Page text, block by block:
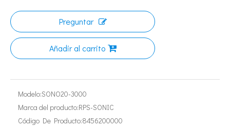
Tecnología de extracción ultrasónica de hongos
Actualmente, la investigación sobre la extracción de antioxidantes y
Preguntar
Añadir al carrito
Modelo:SONO20-3000
Marca del producto:RPS-SONIC
Código De Producto:8456200000